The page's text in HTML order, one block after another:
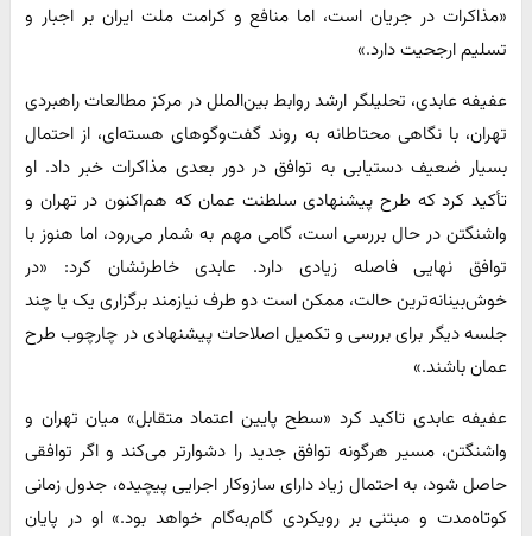
«مذاکرات در جریان است، اما منافع و کرامت ملت ایران بر اجبار و
تسلیم ارجحیت دارد.»
عفیفه عابدی، تحلیلگر ارشد روابط بین‌الملل در مرکز مطالعات راهبردی
تهران، با نگاهی محتاطانه به روند گفت‌وگوهای هسته‌ای، از احتمال
بسیار ضعیف دستیابی به توافق در دور بعدی مذاکرات خبر داد. او
تأکید کرد که طرح پیشنهادی سلطنت عمان که هم‌اکنون در تهران و
واشنگتن در حال بررسی است، گامی مهم به شمار می‌رود، اما هنوز با
توافق نهایی فاصله زیادی دارد. عابدی خاطرنشان کرد: «در
خوش‌بینانه‌ترین حالت، ممکن است دو طرف نیازمند برگزاری یک یا چند
جلسه دیگر برای بررسی و تکمیل اصلاحات پیشنهادی در چارچوب طرح
عمان باشند.»
عفیفه عابدی تاکید کرد «سطح پایین اعتماد متقابل» میان تهران و
واشنگتن، مسیر هرگونه توافق جدید را دشوارتر می‌کند و اگر توافقی
حاصل شود، به احتمال زیاد دارای سازوکار اجرایی پیچیده، جدول زمانی
کوتاه‌مدت و مبتنی بر رویکردی گام‌به‌گام خواهد بود.» او در پایان